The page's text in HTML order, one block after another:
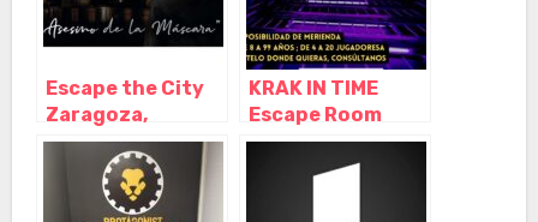
Escape the City
Zaragoza,
Zaragoza –
Aragón
KRAK IN TIME
Escape Room
Center Zaragoza,
Zaragoza –